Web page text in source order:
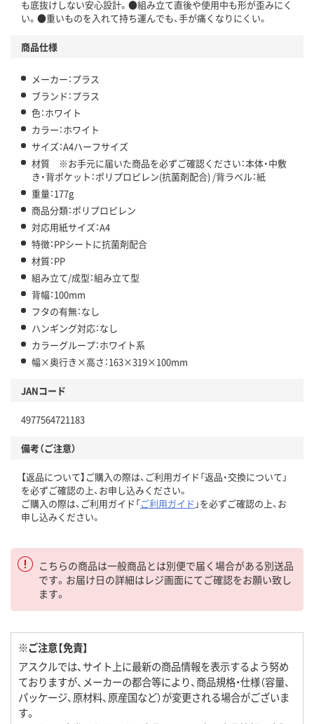
も底抜けしない安心設計。●組み立て直後や使用中も形が歪みにく
い。●重いものを入れて持ち運んでも、手が痛くなりにくい。
商品仕様
メーカー：プラス
ブランド：プラス
色：ホワイト
カラー：ホワイト
サイズ：A4ハーフサイズ
材質 ※お手元に届いた商品を必ずご確認ください：本体・中敷
き・背ポケット：ポリプロピレン(抗菌剤配合) /背ラベル：紙
重量：177g
商品分類：ポリプロピレン
対応用紙サイズ：A4
特徴：PPシートに抗菌剤配合
材質：PP
組み立て/成型：組み立て型
背幅：100mm
フタの有無：なし
ハンギング対応：なし
カラーグループ：ホワイト系
幅×奥行き×高さ：163×319×100mm
JANコード
4977564721183
備考（ご注意）
【返品について】ご購入の際は、ご利用ガイド「返品・交換について」
を必ずご確認の上、お申し込みください。
ご購入の際は、ご利用ガイド「ご利用ガイド 」を必ずご確認の上、お
申し込みください。
こちらの商品は一般商品とは別便で届く場合がある別送品
です。お届け日の詳細はレジ画面にてご確認をお願い致し
ます。
※ご注意【免責】
アスクルでは、サイト上に最新の商品情報を表示するよう努め
ておりますが、メーカーの都合等により、商品規格・仕様（容量、
パッケージ、原材料、原産国など）が変更される場合がございま
す。